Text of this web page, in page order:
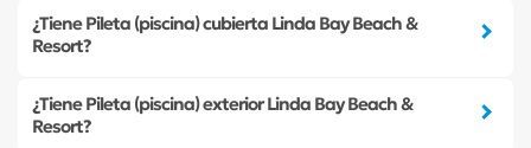
¿Tiene Pileta (piscina) cubierta Linda Bay Beach &
Resort?
¿Tiene Pileta (piscina) exterior Linda Bay Beach &
Resort?